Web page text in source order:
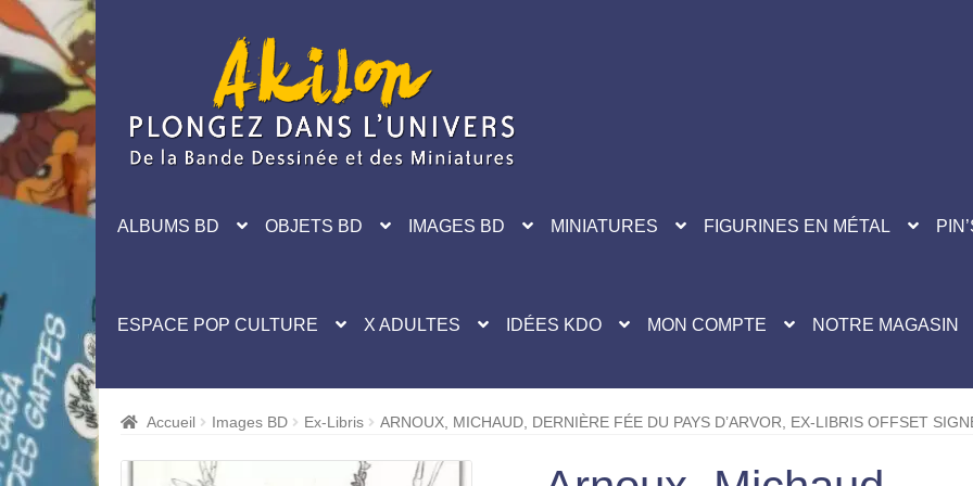
navigation
ALBUMS BD OBJETS BD IMAGES BD MINIATURES FIGURINES EN MÉTAL
ESPACE POP CULTURE X ADULTES IDÉES KDO MON COMPTE NOTRE MAGASIN
Accueil Images BD Ex-Libris ARNOUX, MICHAUD, DERNIÈRE FÉE DU PAYS D’ARVOR, EX-LIBRIS OFFSET